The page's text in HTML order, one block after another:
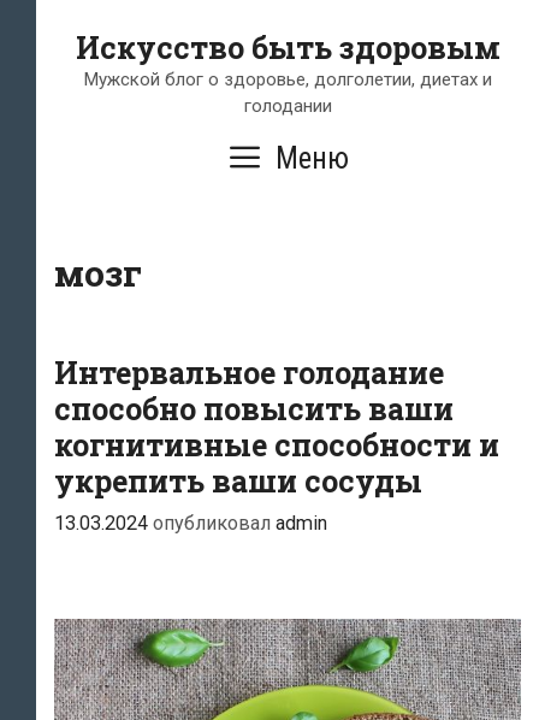
содержимому
Искусство быть здоровым
Мужской блог о здоровье, долголетии, диетах и
голодании
Меню
мозг
Интервальное голодание
способно повысить ваши
когнитивные способности и
укрепить ваши сосуды
13.03.2024 опубликовал admin